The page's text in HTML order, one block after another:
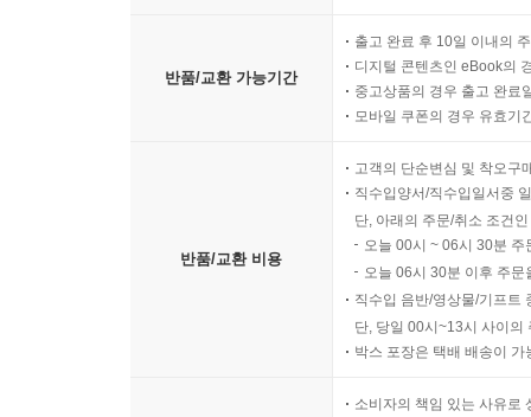
반품/교환 가능기간
출고 완료 후 10일 이내의
디지털 콘텐츠인 eBook의
중고상품의 경우 출고 완료
모바일 쿠폰의 경우 유효기
반품/교환 비용
고객의 단순변심 및 착오구
직수입양서/직수입일서중
단, 아래의 주문/취소 조건
오늘 00시 ~ 06시 30분
오늘 06시 30분 이후 주
직수입 음반/영상물/기프트
단, 당일 00시~13시 사이의
박스 포장은 택배 배송이
소비자의 책임 있는 사유로